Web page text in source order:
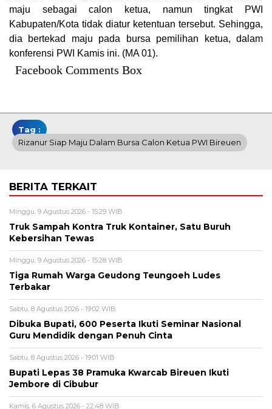
maju sebagai calon ketua, namun tingkat PWI
Kabupaten/Kota tidak diatur ketentuan tersebut. Sehingga,
dia bertekad maju pada bursa pemilihan ketua, dalam
konferensi PWI Kamis ini. (MA 01).
Facebook Comments Box
Tag :
Rizanur Siap Maju Dalam Bursa Calon Ketua PWI Bireuen
BERITA TERKAIT
Minggu, 9 Agustus 2026 - 15:29 WIB
Truk Sampah Kontra Truk Kontainer, Satu Buruh
Kebersihan Tewas
Minggu, 9 Agustus 2026 - 15:28 WIB
Tiga Rumah Warga Geudong Teungoeh Ludes
Terbakar
Sabtu, 8 Agustus 2026 - 19:02 WIB
Dibuka Bupati, 600 Peserta Ikuti Seminar Nasional
Guru Mendidik dengan Penuh Cinta
Sabtu, 8 Agustus 2026 - 19:01 WIB
Bupati Lepas 38 Pramuka Kwarcab Bireuen Ikuti
Jembore di Cibubur
Kamis, 6 Agustus 2026 - 22:48 WIB